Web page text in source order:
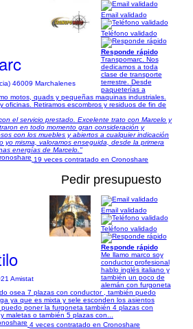
46009 Marchalenes
Email validado
Teléfono validado
Responde rápido
Transpomarc. Nos
dedicamos a toda
clase de transporte
terrestre. Desde
paqueterías a
motos, quads y pequeñas maquinas industriales.
oficinas. Retiramos escombros y residuos de fin de
el servicio prestado. Excelente trato con Marcelo y
en todo momento gran consideración y
con los muebles y abiertos a cualquier indicación
yo misma, valoramos enseguida, desde la primera
energías de Marcelo."
19 veces contratado en Cronoshare
Pedir presupuesto
Amistat
Email validado
Teléfono validado
Responde rápido
Me llamo marco soy
conductor profesional
hablo inglés italiano y
también un poco de
alemán con furgoneta
osea 7 plazas con conductor , también puedo
ya que es mixta y sele esconden los asientos
poner la furgoneta también 4 plazas con
maletas o también 5 plazas con...
4 veces contratado en Cronoshare